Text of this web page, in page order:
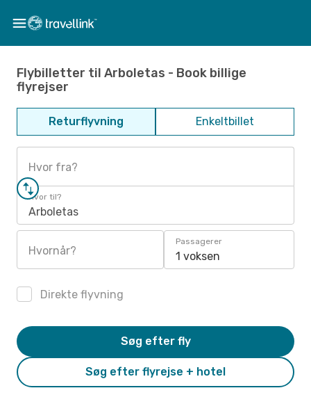
Flybilletter til Arboletas - Book billige
flyrejser
Returflyvning Enkeltbillet
Hvor fra?
Hvor til?
Arboletas
Hvornår?
Passagerer
1 voksen
Direkte flyvning
Søg efter flyrejse + hotel
Søg efter fly